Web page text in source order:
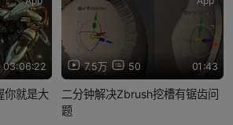
03:06:22
就是大
7.5万 50 01:43
二分钟解决Zbrush挖槽有锯齿问
题